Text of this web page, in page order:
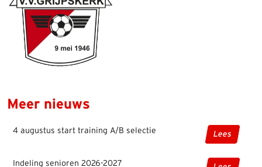
Meer nieuws
4 augustus start training A/B selectie Lees
Indeling senioren 2026-2027